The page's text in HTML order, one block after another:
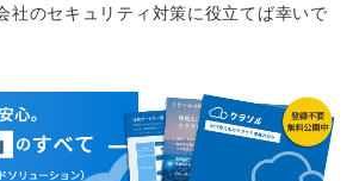
社のセキュリティ対策に役立てば幸いで